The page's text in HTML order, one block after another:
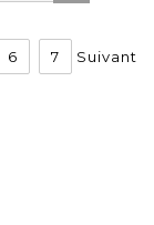
6 7 Suivant